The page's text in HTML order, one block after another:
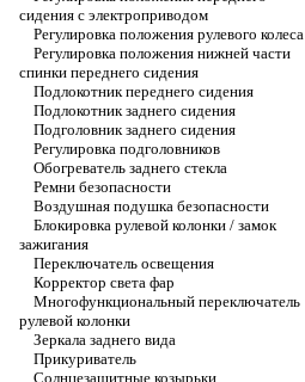
сидения с электроприводом
Регулировка положения рулевого колеса
Регулировка положения нижней части
спинки переднего сидения
Подлокотник переднего сидения
Подлокотник заднего сидения
Подголовник заднего сидения
Регулировка подголовников
Обогреватель заднего стекла
Ремни безопасности
Воздушная подушка безопасности
Блокировка рулевой колонки / замок
зажигания
Переключатель освещения
Корректор света фар
Многофункциональный переключатель
рулевой колонки
Зеркала заднего вида
Прикуриватель
Солнцезащитные козырьки